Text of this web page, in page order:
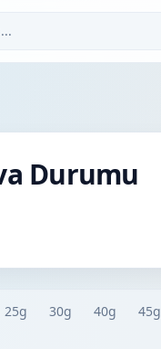
Durumu
25g 30g 40g 45g